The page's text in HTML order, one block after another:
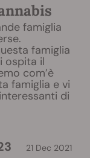
famiglia
famiglia
ospita il
com’è
famiglia e vi
di
21 Dec 2021